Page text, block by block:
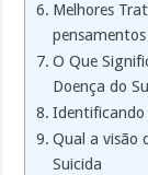
Melhores
O Que
Doença do
Identificando
Qual a visão
Suicida